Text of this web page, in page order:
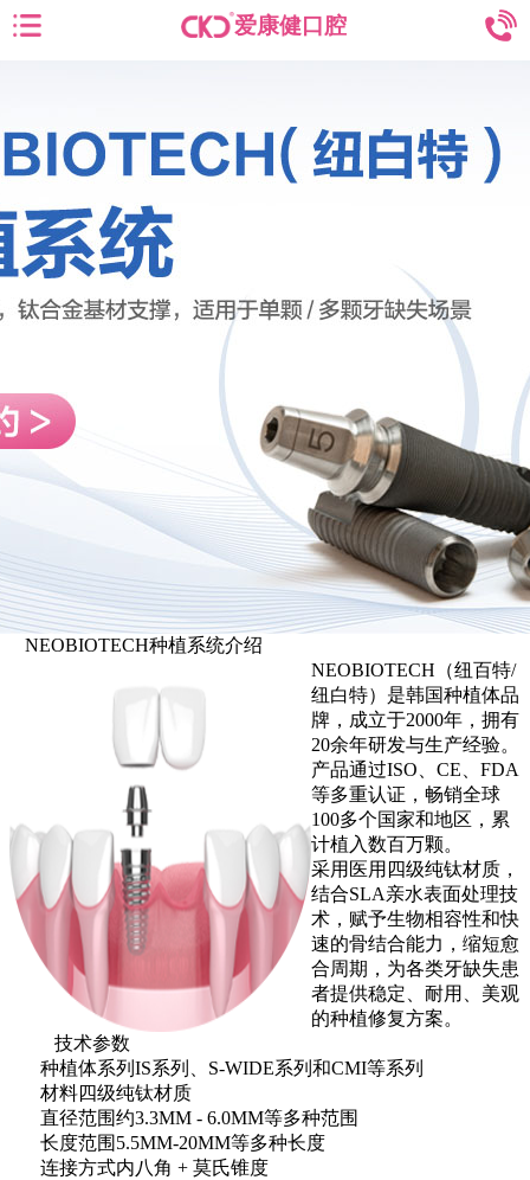
爱康健口腔
NEOBIOTECH种植系统介绍
NEOBIOTECH（纽百特/
纽白特）是韩国种植体品
牌，成立于2000年，拥有
20余年研发与生产经验。
产品通过ISO、CE、FDA
等多重认证，畅销全球
100多个国家和地区，累
计植入数百万颗。
采用医用四级纯钛材质，
结合SLA亲水表面处理技
术，赋予生物相容性和快
速的骨结合能力，缩短愈
合周期，为各类牙缺失患
者提供稳定、耐用、美观
的种植修复方案。
技术参数
种植体系列 IS系列、S-WIDE系列和CMI等系列
材料四级纯钛材质
直径范围约3.3MM - 6.0MM等多种范围
长度范围 5.5MM-20MM等多种长度
连接方式内八角 + 莫氏锥度